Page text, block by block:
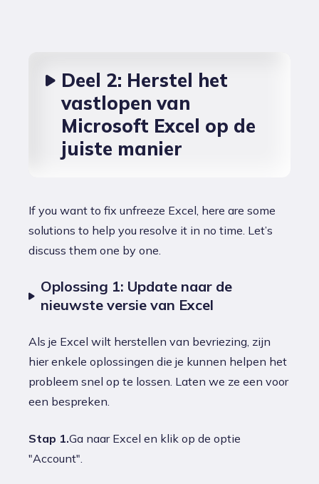
Deel 2: Herstel het
vastlopen van
Microsoft Excel op de
juiste manier
If you want to fix unfreeze Excel, here are some
solutions to help you resolve it in no time. Let’s
discuss them one by one.
Oplossing 1: Update naar de
nieuwste versie van Excel
Als je Excel wilt herstellen van bevriezing, zijn
hier enkele oplossingen die je kunnen helpen het
probleem snel op te lossen. Laten we ze een voor
een bespreken.
Stap 1.Ga naar Excel en klik op de optie
"Account".